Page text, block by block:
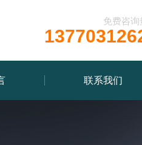
免费咨询
联系我们